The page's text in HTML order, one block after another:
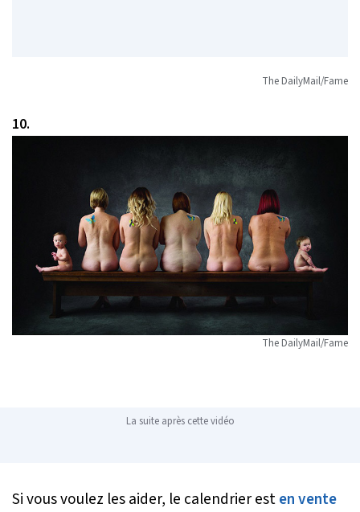
The DailyMail/Fame
10.
The DailyMail/Fame
La suite après cette vidéo
Si vous voulez les aider, le calendrier esten vente